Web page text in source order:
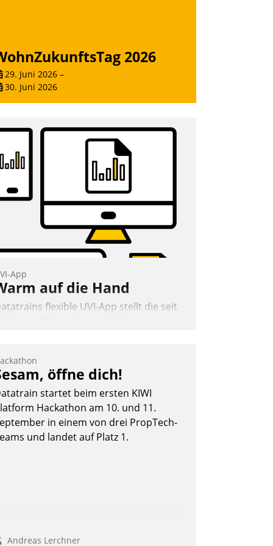
2026
29. Juni 2026 –
30. Juni 2026
App
auf die Hand
flexible UVI-App stellt die seit
monatlichen Mitteilungen zum
und Wasserverbrauch gehen
vollständig und auf
über mehrere zuvor festgelegte
bei den
ein.
öffne dich!
startet beim ersten KIWI
Hackathon am 10. und 11.
in einem von drei PropTech-
und landet auf Platz 1.
Andreas Lerchner